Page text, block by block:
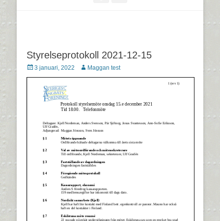
Styrelseprotokoll 2021-12-15
Postades
den
3 januari, 2022 Författare
Maggan test